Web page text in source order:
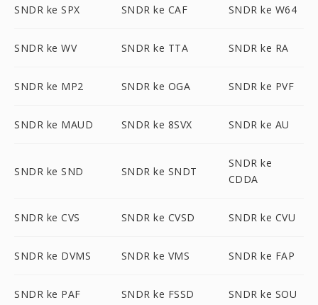
SNDR ke SPX SNDR ke CAF SNDR ke W64
SNDR ke WV SNDR ke TTA SNDR ke RA
SNDR ke MP2 SNDR ke OGA SNDR ke PVF
SNDR ke MAUD SNDR ke 8SVX SNDR ke AU
SNDR ke SND SNDR ke SNDT
SNDR ke
CDDA
SNDR ke CVS SNDR ke CVSD SNDR ke CVU
SNDR ke DVMS SNDR ke VMS SNDR ke FAP
SNDR ke PAF SNDR ke FSSD SNDR ke SOU